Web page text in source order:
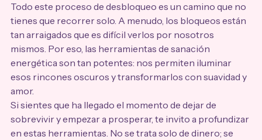
Todo este proceso de desbloqueo es un camino que no
tienes que recorrer solo. A menudo, los bloqueos están
tan arraigados que es difícil verlos por nosotros
mismos. Por eso, las herramientas de sanación
energética son tan potentes: nos permiten iluminar
esos rincones oscuros y transformarlos con suavidad y
amor.
Si sientes que ha llegado el momento de dejar de
sobrevivir y empezar a prosperar, te invito a profundizar
en estas herramientas. No se trata solo de dinero; se